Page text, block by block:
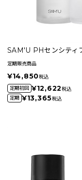
SAM'U PHセンシティ
定期販売商品
¥14,850税込
定期初回 ¥12,622税込
定期 ¥13,365税込